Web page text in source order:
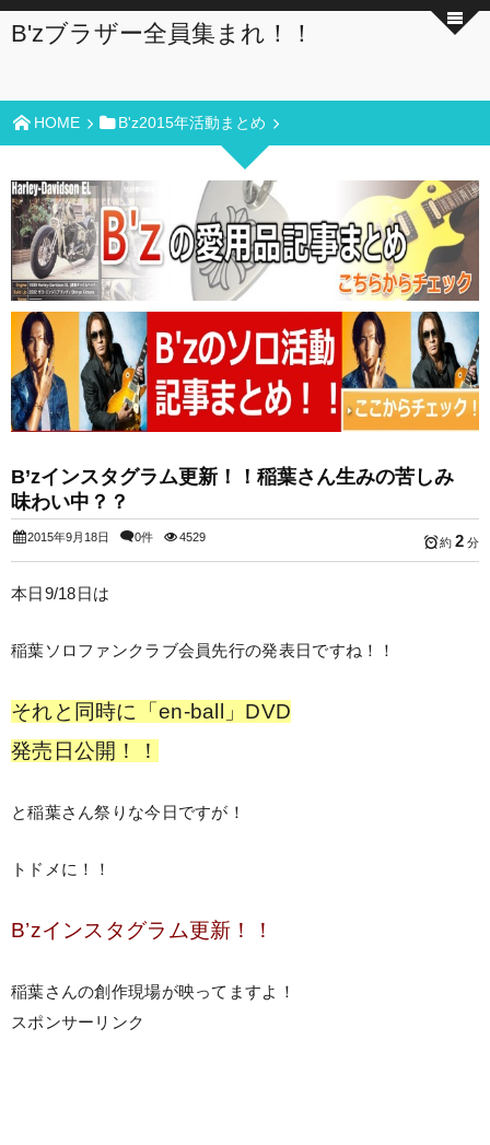
B'zブラザー全員集まれ！！
HOME B'z2015年活動まとめ
B’zインスタグラム更新！！稲葉さん生みの苦しみ
味わい中？？
2015年9月18日 0件 4529 約 2 分
本日9/18日は
稲葉ソロファンクラブ会員先行の発表日ですね！！
それと同時に「en-ball」DVD
発売日公開！！
と稲葉さん祭りな今日ですが！
トドメに！！
B’zインスタグラム更新！！
稲葉さんの創作現場が映ってますよ！
スポンサーリンク